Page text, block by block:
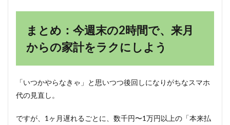
まとめ：今週末の2時間で、来月
からの家計をラクにしよう
「いつかやらなきゃ」と思いつつ後回しになりがちなスマホ
代の見直し。
ですが、1ヶ月遅れるごとに、数千円〜1万円以上の「本来払